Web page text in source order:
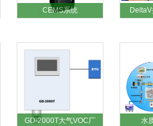
CEMS系统
GD-2000T大气VOC厂 水